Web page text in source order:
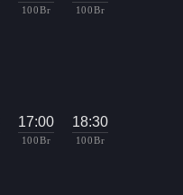
100 Br 100 Br
17:00
100 Br
18:30
100 Br